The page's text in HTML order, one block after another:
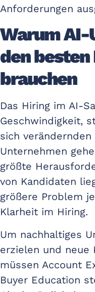
Anforderungen
Warum AI-
den
brauchen
Das Hiring im AI-
Geschwindigkeit,
sich
Unternehmen
größte
von Kandidaten
größere Problem
Klarheit im Hiring.
Um nachhaltiges
erzielen und neue
müssen Account
Buyer Education